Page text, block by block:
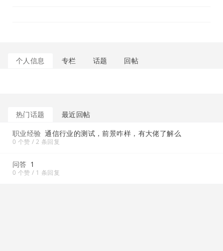
个人信息 专栏 话题 回帖
热门话题
最近回帖
职业经验 通信行业的测试，前景咋样，有大佬了解么
0 个赞 / 2 条回复
问答 1
0 个赞 / 1 条回复